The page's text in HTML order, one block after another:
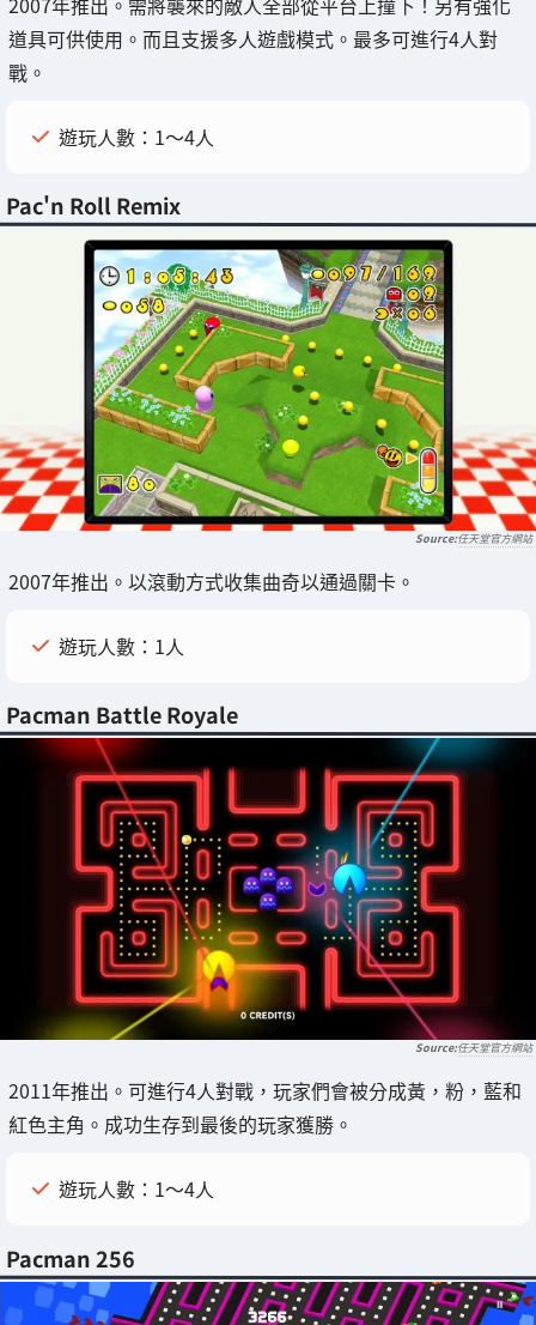
道具可供使用。而且支援多人遊戲模式。最多可進行4人對
戰。
遊玩人數：1～4人
Pac'n Roll Remix
任天堂官方網站
2007年推出。以滾動方式收集曲奇以通過關卡。
遊玩人數：1人
Pacman Battle Royale
任天堂官方網站
2011年推出。可進行4人對戰，玩家們會被分成黃，粉，藍和
紅色主角。成功生存到最後的玩家獲勝。
遊玩人數：1～4人
Pacman 256